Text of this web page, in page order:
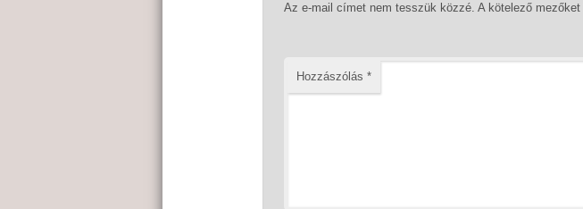
Az e-mail címet nem tesszük közzé. A kötelező mezőket
Hozzászólás *